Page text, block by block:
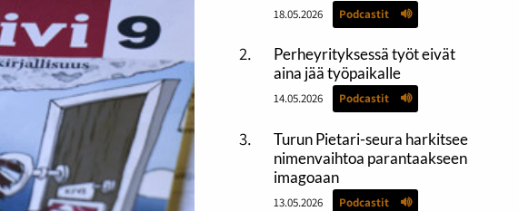
18.05.2026 Podcastit
Perheyrityksessä työt eivät
aina jää työpaikalle
14.05.2026 Podcastit
Turun Pietari-seura harkitsee
nimenvaihtoa parantaakseen
imagoaan
13.05.2026 Podcastit